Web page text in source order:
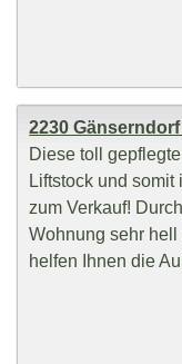
2230
Diese toll
Liftstock und somit
zum Verkauf!
Wohnung sehr hell
helfen Ihnen die